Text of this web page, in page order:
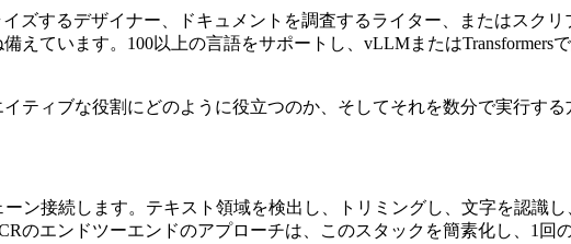
ズするデザイナー、ドキュメントを調査するライター、またはスク
えています。100以上の言語をサポートし、vLLMまたはTransformers
ティブな役割にどのように役立つのか、そしてそれを数分で実行する
ン接続します。テキスト領域を検出し、トリミングし、文字を認識
のエンドツーエンドのアプローチは、このスタックを簡素化し、1回